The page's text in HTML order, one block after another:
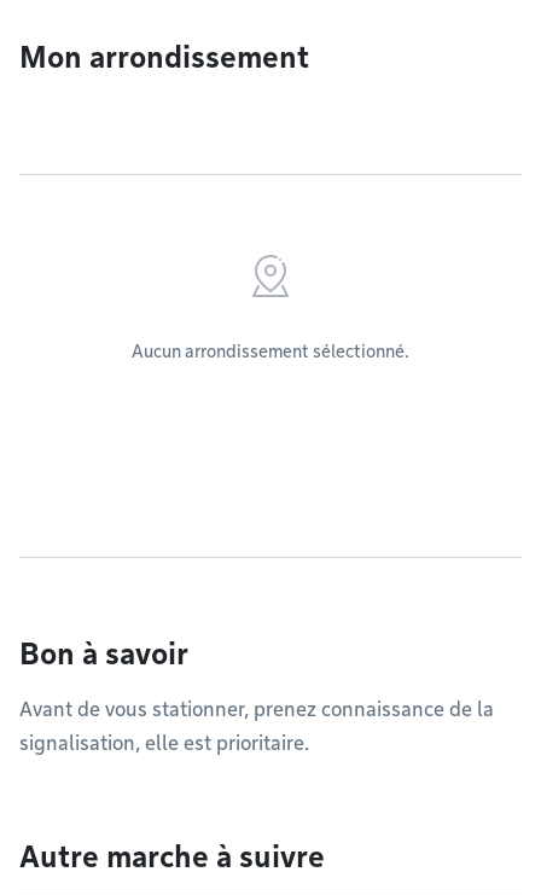
Mon arrondissement
Aucun arrondissement sélectionné.
Bon à savoir
Avant de vous stationner, prenez connaissance de la
signalisation, elle est prioritaire.
Autre marche à suivre